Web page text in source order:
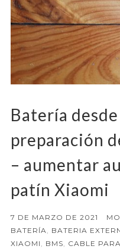
Batería
preparación
– aumentar
patín Xiaomi
7 DE MARZO DE 2021
BATERÍA, BATERIA
XIAOMI , BMS, CABLE